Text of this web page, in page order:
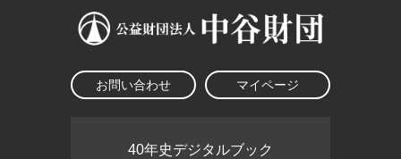
お問い合わせ マイページ
40年史デジタルブック